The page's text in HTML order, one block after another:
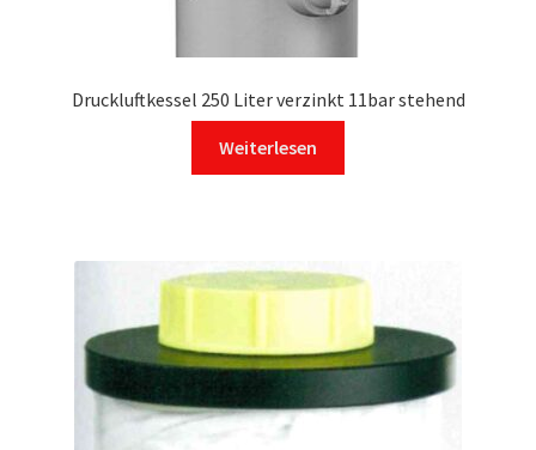
Druckluftkessel 250 Liter verzinkt 11bar stehend
Weiterlesen